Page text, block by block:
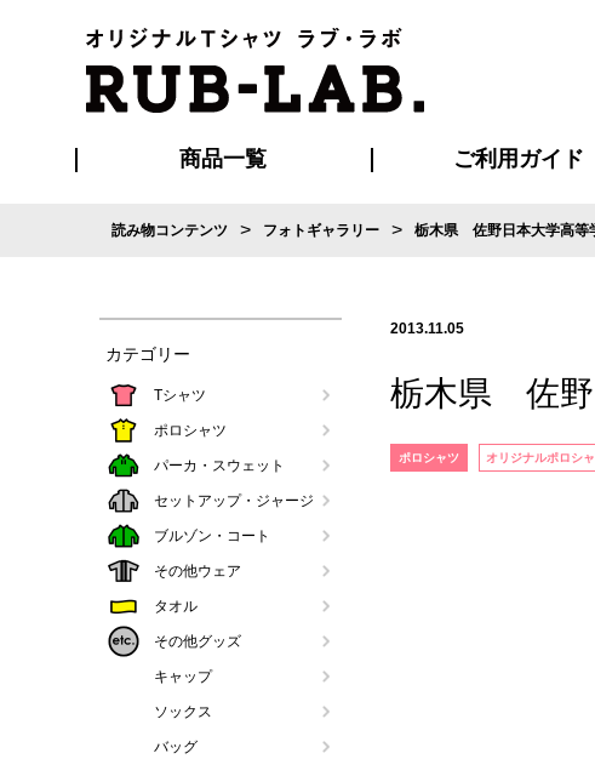
商品一覧 ご利用ガイド
ご利用ガイド
はじめての方へ
再注文の方へ
お支払い方法につい
割引まとめページ
発送・特急サービスにつ
版の保管期限につい
よくある質問
読み物コンテンツ > フォトギャラリー > 栃木県 佐野日本大学高等
カテゴリー
Tシャツ
ポロシャツ
パーカ・スウェット
セットアップ・ジャージ
ブルゾン・コート
その他ウェア
タオル
その他グッズ
キャップ
ソックス
バッグ
2013.11.05
栃木県 佐野
ポロシャツ オリジナルポロシ